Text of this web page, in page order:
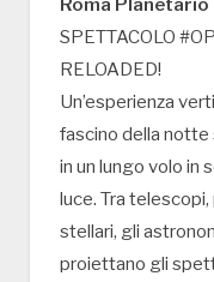
Roma Planetario
SPETTACOLO
RELOADED!
Un’esperienza
fascino della
in un lungo volo in
luce. Tra
stellari, gli
proiettano gli